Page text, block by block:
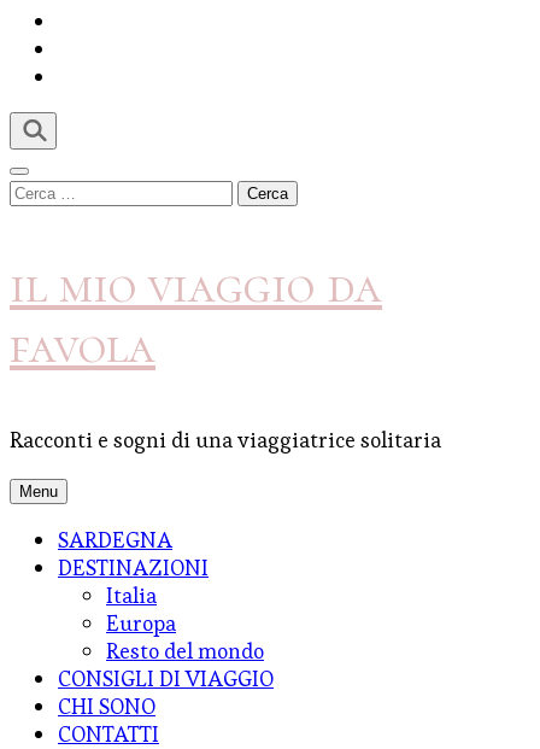
Ricerca
il mio viaggio da
favola
Racconti e sogni di una viaggiatrice solitaria
Menu
SARDEGNA
DESTINAZIONI
Italia
Europa
Resto del mondo
CONSIGLI DI VIAGGIO
CHI SONO
CONTATTI